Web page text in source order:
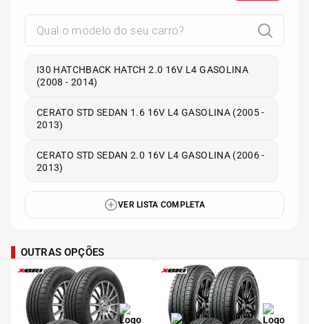
I30 HATCHBACK HATCH 2.0 16V L4 GASOLINA
(2008 - 2014)
CERATO STD SEDAN 1.6 16V L4 GASOLINA (2005 -
2013)
CERATO STD SEDAN 2.0 16V L4 GASOLINA (2006 -
2013)
VER LISTA COMPLETA
OUTRAS OPÇÕES